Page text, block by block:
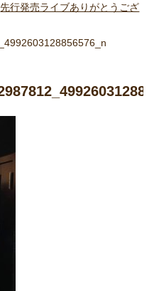
先行発売ライブありがとうござ